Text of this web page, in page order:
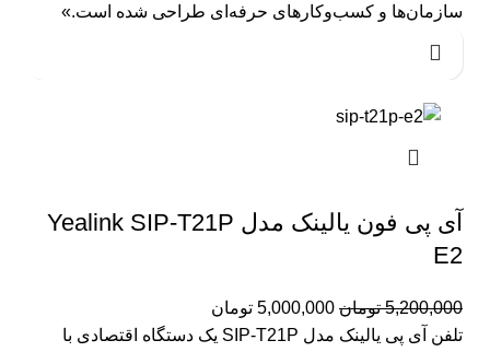
سازمان‌ها و کسب‌وکارهای حرفه‌ای طراحی شده است.»
آی پی فون یالینک مدل Yealink SIP-T21P
E2
5,200,000 تومان 5,000,000 تومان
تلفن آی پی یالینک مدل SIP-T21P یک دستگاه اقتصادی با